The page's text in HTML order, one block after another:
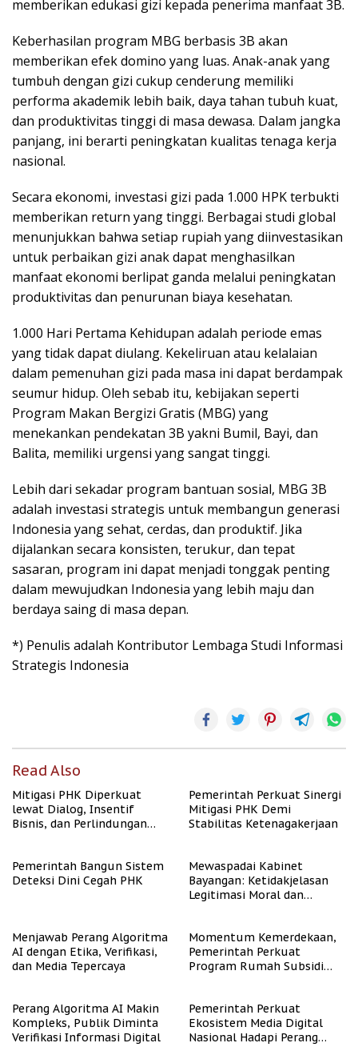
memberikan edukasi gizi kepada penerima manfaat 3B.
Keberhasilan program MBG berbasis 3B akan
memberikan efek domino yang luas. Anak-anak yang
tumbuh dengan gizi cukup cenderung memiliki
performa akademik lebih baik, daya tahan tubuh kuat,
dan produktivitas tinggi di masa dewasa. Dalam jangka
panjang, ini berarti peningkatan kualitas tenaga kerja
nasional.
Secara ekonomi, investasi gizi pada 1.000 HPK terbukti
memberikan return yang tinggi. Berbagai studi global
menunjukkan bahwa setiap rupiah yang diinvestasikan
untuk perbaikan gizi anak dapat menghasilkan
manfaat ekonomi berlipat ganda melalui peningkatan
produktivitas dan penurunan biaya kesehatan.
1.000 Hari Pertama Kehidupan adalah periode emas
yang tidak dapat diulang. Kekeliruan atau kelalaian
dalam pemenuhan gizi pada masa ini dapat berdampak
seumur hidup. Oleh sebab itu, kebijakan seperti
Program Makan Bergizi Gratis (MBG) yang
menekankan pendekatan 3B yakni Bumil, Bayi, dan
Balita, memiliki urgensi yang sangat tinggi.
Lebih dari sekadar program bantuan sosial, MBG 3B
adalah investasi strategis untuk membangun generasi
Indonesia yang sehat, cerdas, dan produktif. Jika
dijalankan secara konsisten, terukur, dan tepat
sasaran, program ini dapat menjadi tonggak penting
dalam mewujudkan Indonesia yang lebih maju dan
berdaya saing di masa depan.
*) Penulis adalah Kontributor Lembaga Studi Informasi
Strategis Indonesia
Read Also
Mitigasi PHK Diperkuat
lewat Dialog, Insentif
Bisnis, dan Perlindungan
Pemerintah Perkuat Sinergi
Mitigasi PHK Demi
Stabilitas Ketenagakerjaan
Pemerintah Bangun Sistem
Deteksi Dini Cegah PHK
Mewaspadai Kabinet
Bayangan: Ketidakjelasan
Legitimasi Moral dan
Menjawab Perang Algoritma
AI dengan Etika, Verifikasi,
dan Media Tepercaya
Momentum Kemerdekaan,
Pemerintah Perkuat
Program Rumah Subsidi
Perang Algoritma AI Makin
Kompleks, Publik Diminta
Verifikasi Informasi Digital
Pemerintah Perkuat
Ekosistem Media Digital
Nasional Hadapi Perang